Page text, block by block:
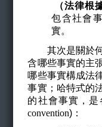
（法律根
包含社會
實。
其次是關於何
含哪些事實的主
哪些事實構成法
事實；哈特式的
的社會事實，
convention) ：